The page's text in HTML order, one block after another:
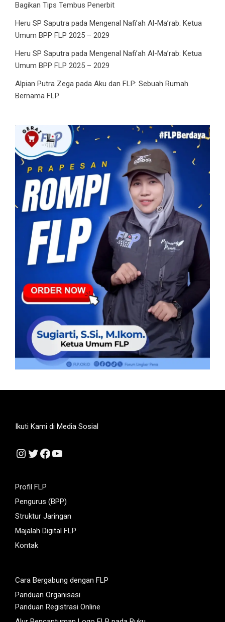
Bagikan Tips Tembus Penerbit
Heru SP Saputra pada Mengenal Nafi’ah Al-Ma’rab: Ketua
Umum BPP FLP 2025 – 2029
Heru SP Saputra pada Mengenal Nafi’ah Al-Ma’rab: Ketua
Umum BPP FLP 2025 – 2029
Alpian Putra Zega pada Aku dan FLP: Sebuah Rumah
Bernama FLP
Ikuti Kami di Media Sosial
Instagram
Twitter
Facebook
YouTube
Profil FLP
Pengurus (BPP)
Struktur Jaringan
Majalah Digital FLP
Kontak
Cara Bergabung dengan FLP
Panduan Organisasi
Panduan Registrasi Online